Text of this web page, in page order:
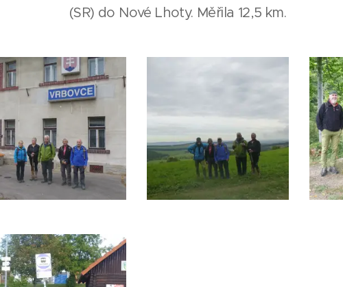
(SR) do Nové Lhoty. Měřila 12,5 km.